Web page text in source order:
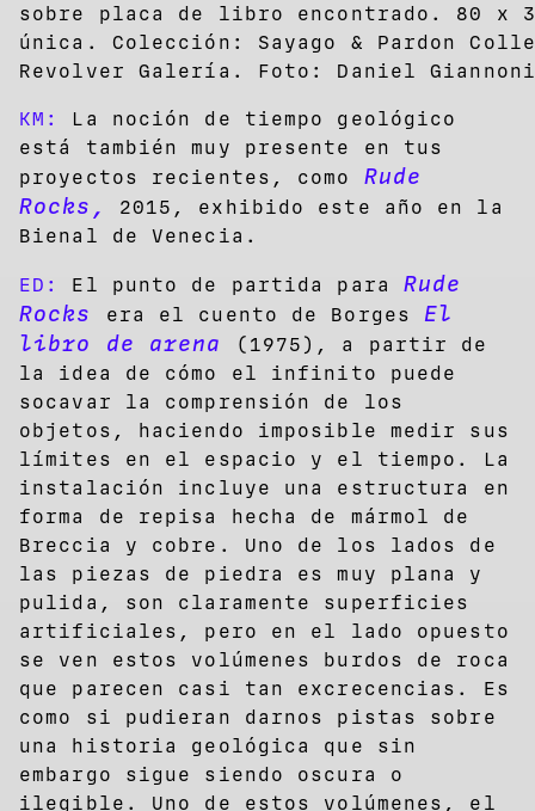
sobre placa de libro encontrado. 80 x
única. Colección: Sayago & Pardon
Revolver Galería. Foto: Daniel
KM:
La noción de tiempo geológico
está también muy presente en tus
proyectos recientes, como Rude
Rocks,
2015, exhibido este año en la
Bienal de Venecia.
ED: El punto de partida para Rude
Rocks
era el cuento de BorgesEl
libro de arena
(1975), a partir de
la idea de cómo el infinito puede
socavar la comprensión de los
objetos, haciendo imposible medir sus
límites en el espacio y el tiempo. La
instalación incluye una estructura en
forma de repisa hecha de mármol de
Breccia y cobre. Uno de los lados de
las piezas de piedra es muy plana y
pulida, son claramente superficies
artificiales, pero en el lado opuesto
se ven estos volúmenes burdos de roca
que parecen casi tan excrecencias. Es
como si pudieran darnos pistas sobre
una historia geológica que sin
embargo sigue siendo oscura o
ilegible. Uno de estos volúmenes, el